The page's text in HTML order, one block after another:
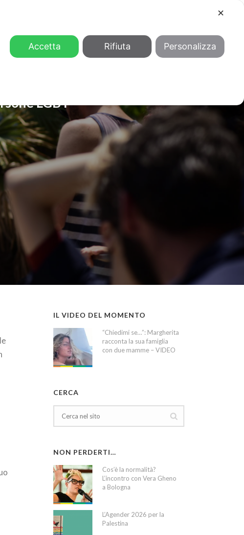
LGBT
IL VIDEO DEL MOMENTO
“Chiedimi se…”: Margherita
racconta la sua famiglia
con due mamme – VIDEO
CERCA
NON PERDERTI…
Cos’è la normalità?
L’incontro con Vera Gheno
a Bologna
L’Agender 2026 per la
Palestina
✕
Accetta Rifiuta Personalizza